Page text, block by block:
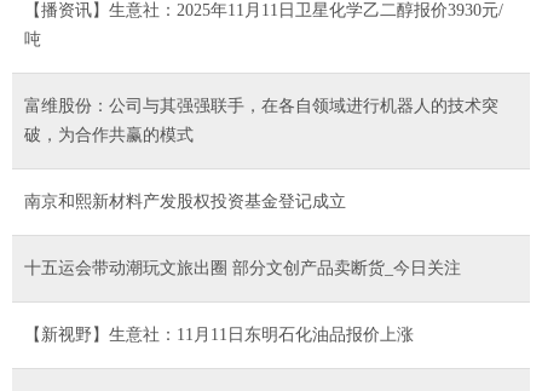
【播资讯】生意社：2025年11月11日卫星化学乙二醇报价3930元/
吨
富维股份：公司与其强强联手，在各自领域进行机器人的技术突
破，为合作共赢的模式
南京和熙新材料产发股权投资基金登记成立
十五运会带动潮玩文旅出圈 部分文创产品卖断货_今日关注
【新视野】生意社：11月11日东明石化油品报价上涨